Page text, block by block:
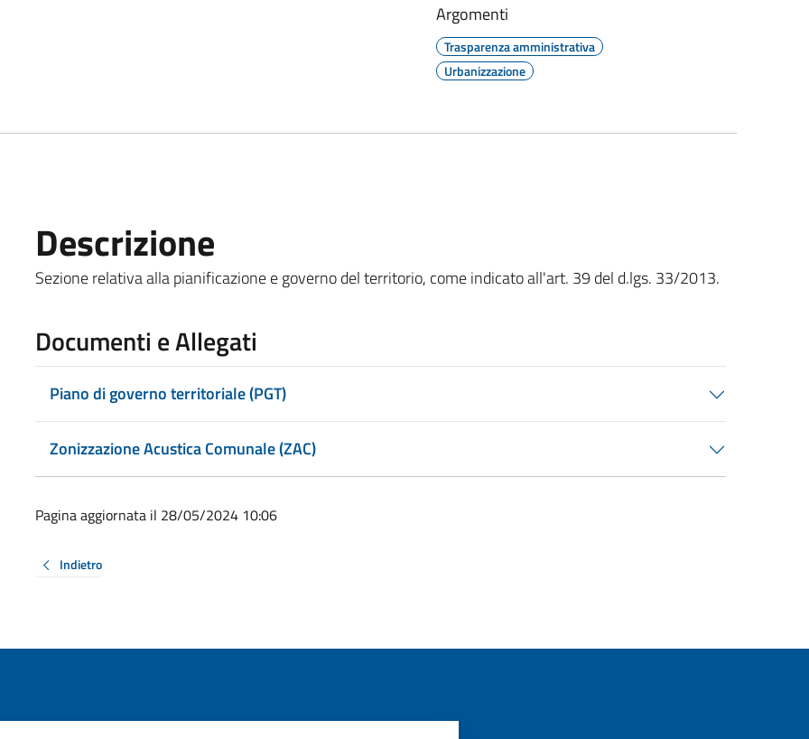
Argomenti
Trasparenza amministrativa
Urbanizzazione
Descrizione
Sezione relativa alla pianificazione e governo del territorio, come indicato all'art. 39 del d.lgs. 33/2013.
Documenti e Allegati
Piano di governo territoriale (PGT)
Zonizzazione Acustica Comunale (ZAC)
Pagina aggiornata il 28/05/2024 10:06
Indietro